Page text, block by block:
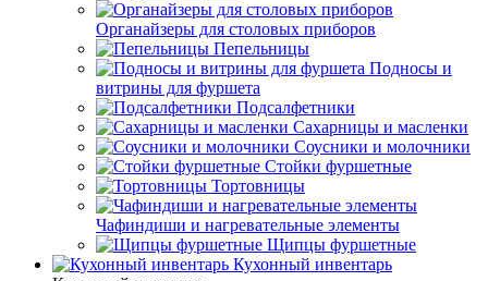
Органайзеры для столовых приборов
Пепельницы
Подносы и
витрины для фуршета
Подсалфетники
Сахарницы и масленки
Соусники и молочники
Стойки фуршетные
Тортовницы
Чафиндиши и нагревательные элементы
Щипцы фуршетные
Кухонный инвентарь